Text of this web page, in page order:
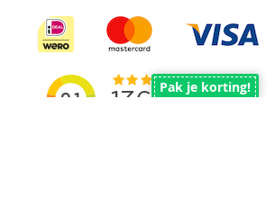
Pak je korting!